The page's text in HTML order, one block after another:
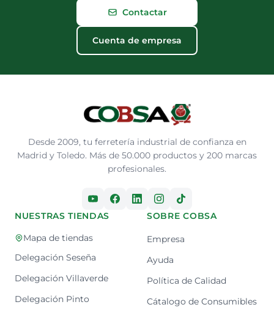
Contactar
Cuenta de empresa
Desde 2009, tu ferretería industrial de confianza en
Madrid y Toledo. Más de 50.000 productos y 200 marcas
profesionales.
NUESTRAS TIENDAS
Mapa de tiendas
Delegación Seseña
Delegación Villaverde
Delegación Pinto
SOBRE COBSA
Empresa
Ayuda
Política de Calidad
Cátalogo de Consumibles